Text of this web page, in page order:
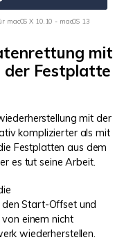
macOS X 10.10 - macOS 13
mit
der Festplatte
mit der
komplizierter als mit
Festplatten aus dem
es tut seine Arbeit.
Start-Offset und
einem nicht
wiederherstellen.